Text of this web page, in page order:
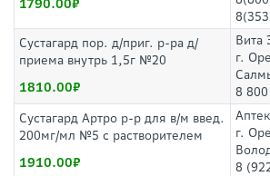
1790.00
Сустагард пор. д/приг. р-ра д/
приема внутрь 1,5г №20
1810.00
Вита
г.
8
Сустагард Артро р-р для в/м введ.
200мг/мл №5 с растворителем
1910.00
г.
8